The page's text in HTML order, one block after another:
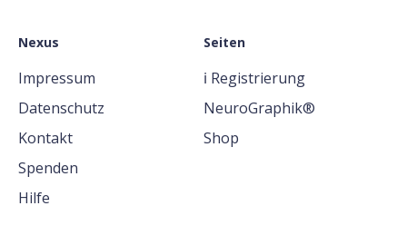
Nexus
Impressum
Datenschutz
Kontakt
Spenden
Hilfe
Seiten
ℹ️ Registrierung
NeuroGraphik®
Shop